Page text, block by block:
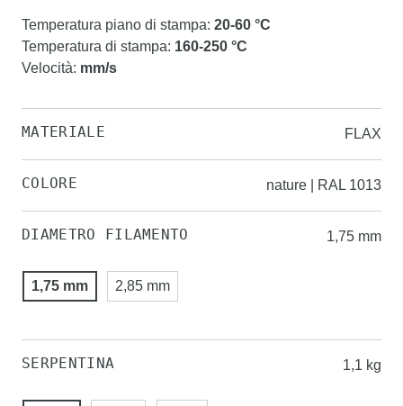
Temperatura piano di stampa: 20-60 °C
Temperatura di stampa: 160-250 °C
Velocità: mm/s
MATERIALE FLAX
COLORE nature | RAL 1013
DIAMETRO FILAMENTO 1,75 mm
1,75 mm 2,85 mm
SERPENTINA 1,1 kg